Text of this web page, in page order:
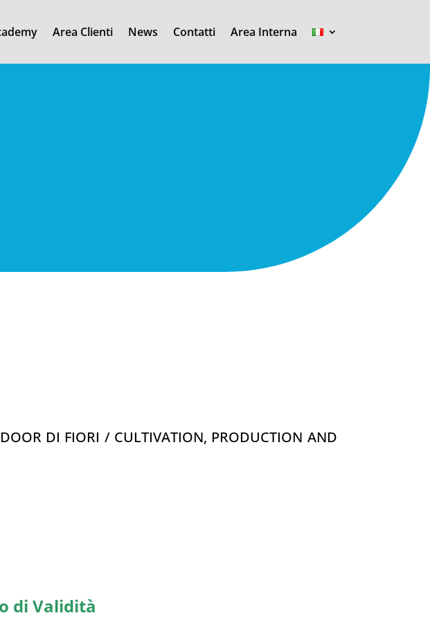
Area Clienti News Contatti Area Interna
DI FIORI / CULTIVATION, PRODUCTION AND
di Validità